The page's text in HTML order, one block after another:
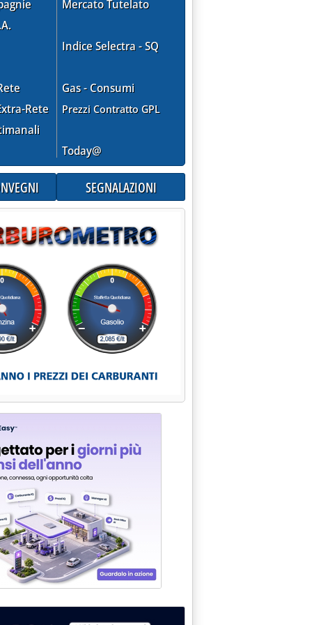
SONO UN CONTROSENSO'
"ULTIME" SUI RIBASSI'
Rete
Mercato Tutelato
Indice Selectra - SQ
Gas - Consumi
Prezzi Contratto GPL
Today@
SEGNALAZIONI